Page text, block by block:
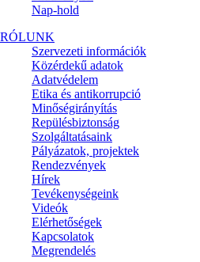
Nap-hold
RÓLUNK
Szervezeti információk
Közérdekű adatok
Adatvédelem
Etika és antikorrupció
Minőségirányítás
Repülésbiztonság
Szolgáltatásaink
Pályázatok, projektek
Rendezvények
Hírek
Tevékenységeink
Videók
Elérhetőségek
Kapcsolatok
Megrendelés